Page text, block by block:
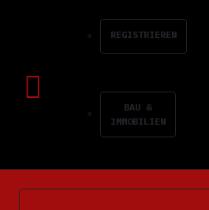
REGISTRIEREN
BAU &
IMMOBILIEN